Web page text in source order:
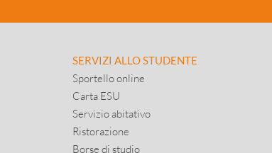
SERVIZI ALLO STUDENTE
Sportello online
Carta ESU
Servizio abitativo
Ristorazione
Borse di studio